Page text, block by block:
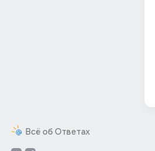
Всё об Ответах